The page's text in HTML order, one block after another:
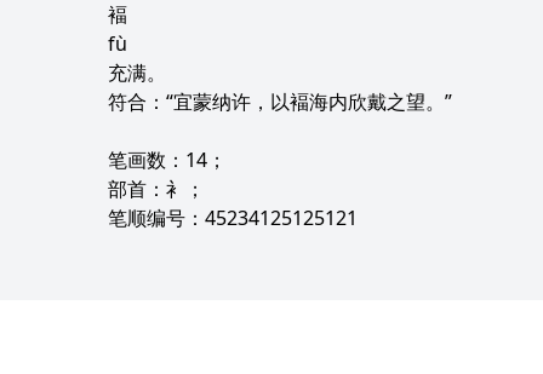
褔
fù
充满。
符合：“宜蒙纳许，以褔海内欣戴之望。”
笔画数：14；
部首：衤；
笔顺编号：45234125125121